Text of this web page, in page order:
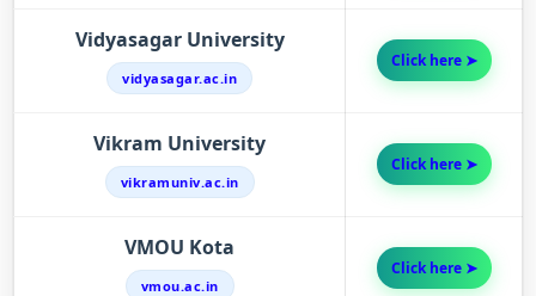
Vidyasagar University
vidyasagar.ac.in
Click here ➤
Vikram University
vikramuniv.ac.in
Click here ➤
VMOU Kota
vmou.ac.in
Click here ➤